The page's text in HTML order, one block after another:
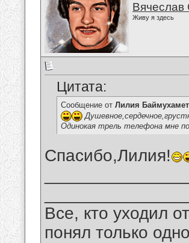
Вячеслав
Живу я здесь
Цитата:
Сообщение от Лилия
Одинокая трель телефона мне
Спасибо,Лилия!
Все, кто уходил
понял только